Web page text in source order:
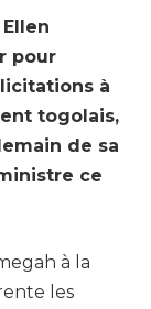
pour
à
togolais,
de sa
ce
à la
les